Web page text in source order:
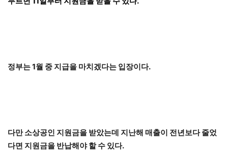
정부는 1월 중 지급을 마치겠다는 입장이다.
다만 소상공인 지원금을 받았는데 지난해 매출이 전년보다 줄었
다면 지원금을 반납해야 할 수 있다.